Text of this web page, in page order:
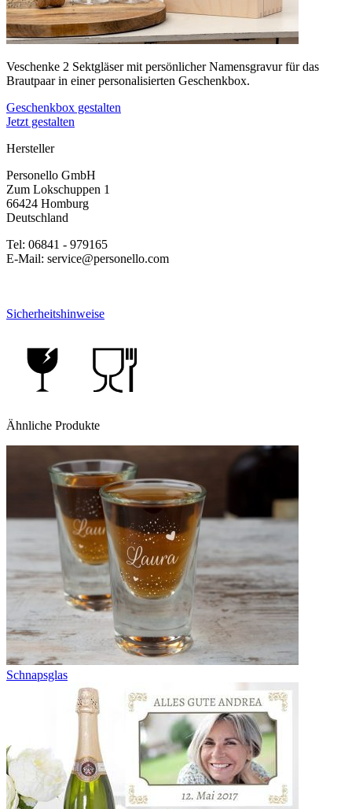
Veschenke 2 Sektgläser mit persönlicher Namensgravur für das
Brautpaar in einer personalisierten Geschenkbox.
Geschenkbox gestalten
Jetzt gestalten
Hersteller
Personello GmbH
Zum Lokschuppen 1
66424 Homburg
Deutschland
Tel: 06841 - 979165
E-Mail: service@personello.com
Sicherheitshinweise
Ähnliche Produkte
Schnapsglas